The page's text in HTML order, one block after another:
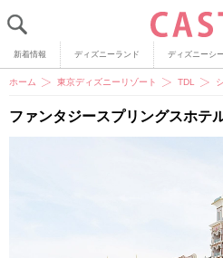
新着情報 ディズニーランド ディズニーシ
ホーム 東京ディズニーリゾート TDL
ファンタジースプリングスホテ